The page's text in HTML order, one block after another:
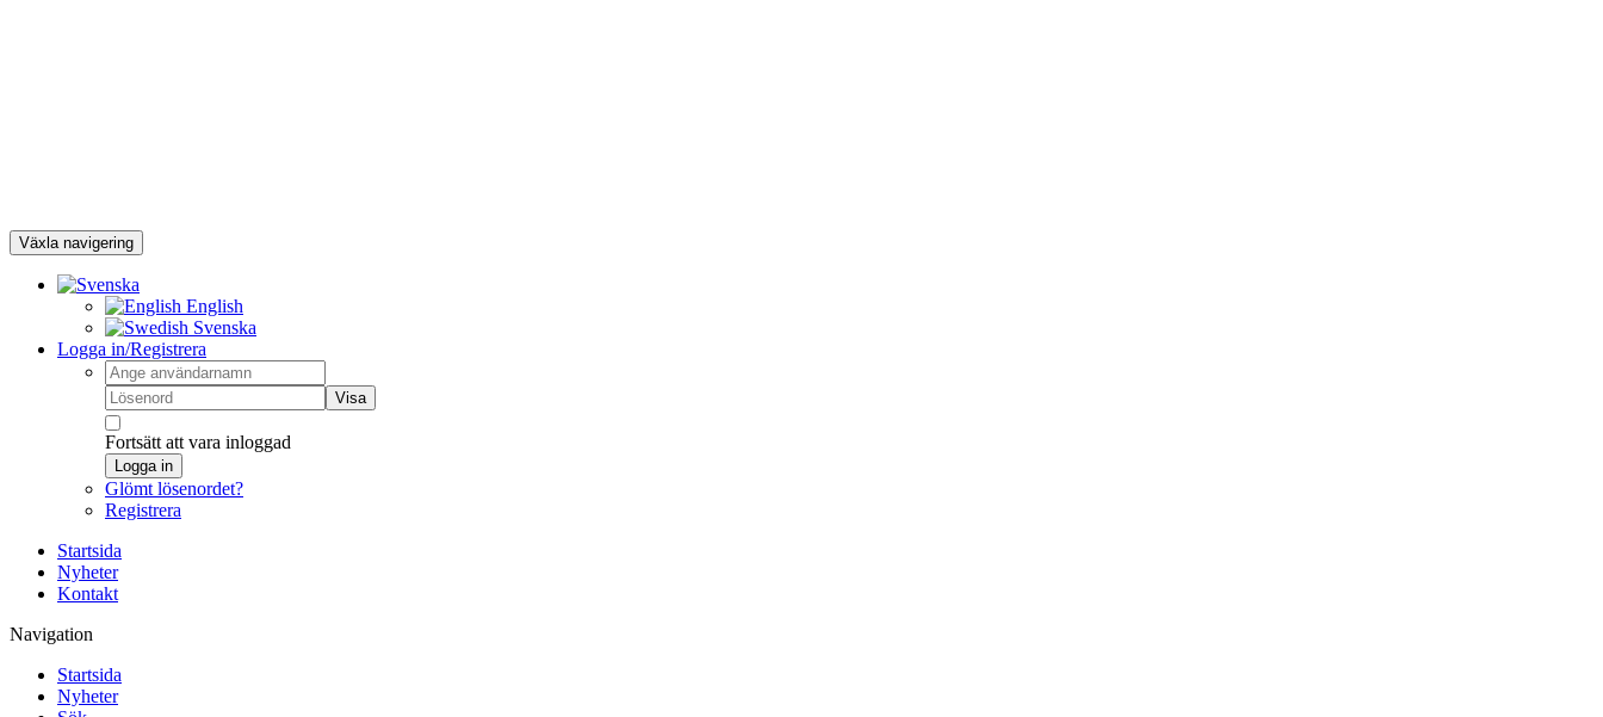
Växla navigering
English
Svenska
Logga in/Registrera
Visa
Fortsätt att vara inloggad
Logga in
Glömt lösenordet?
Registrera
Startsida
Nyheter
Kontakt
Navigation
Startsida
Nyheter